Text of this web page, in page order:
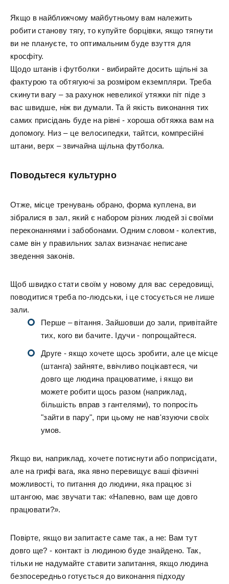
Якщо в найближчому майбутньому вам належить
робити станову тягу, то купуйте борцівки, якщо тягнути
ви не плануєте, то оптимальним буде взуття для
кросфіту.
Щодо штанів і футболки - вибирайте досить щільні за
фактурою та обтягуючі за розміром екземпляри. Треба
скинути вагу – за рахунок невеликої утяжки піт піде з
вас швидше, ніж ви думали. Та й якість виконання тих
самих присідань буде на рівні - хороша обтяжка вам на
допомогу. Низ – це велосипедки, тайтси, компресійні
штани, верх – звичайна щільна футболка.
Поводьтеся культурно
Отже, місце тренувань обрано, форма куплена, ви
зібралися в зал, який є набором різних людей зі своїми
переконаннями і забобонами. Одним словом - колектив,
саме він у правильних залах визначає неписане
зведення законів.
Щоб швидко стати своїм у новому для вас середовищі,
поводитися треба по-людськи, і це стосується не лише
зали.
Перше – вітання. Зайшовши до зали, привітайте
тих, кого ви бачите. Ідучи - попрощайтеся.
Друге - якщо хочете щось зробити, але це місце
(штанга) зайняте, ввічливо поцікавтеся, чи
довго ще людина працюватиме, і якщо ви
можете робити щось разом (наприклад,
більшість вправ з гантелями), то попросіть
"зайти в пару", при цьому не нав'язуючи своїх
умов.
Якщо ви, наприклад, хочете потиснути або поприсідати,
але на грифі вага, яка явно перевищує ваші фізичні
можливості, то питання до людини, яка працює зі
штангою, має звучати так: «Напевно, вам ще довго
працювати?».
Повірте, якщо ви запитаєте саме так, а не: Вам тут
довго ще? - контакт із людиною буде знайдено. Так,
тільки не надумайте ставити запитання, якщо людина
безпосередньо готується до виконання підходу